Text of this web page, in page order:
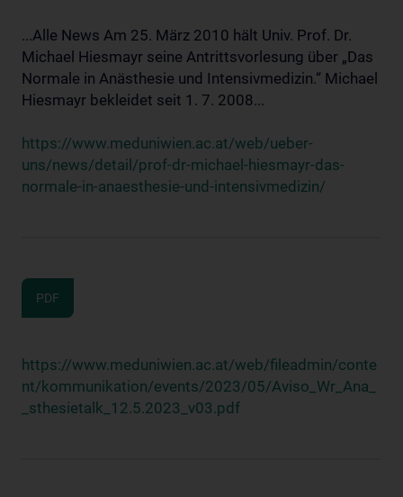
...Alle News Am 25. März 2010 hält Univ. Prof. Dr.
Michael Hiesmayr seine Antrittsvorlesung über „Das
Normale in Anästhesie und Intensivmedizin.“ Michael
Hiesmayr bekleidet seit 1. 7. 2008...
https://www.meduniwien.ac.at/web/ueber-
uns/news/detail/prof-dr-michael-hiesmayr-das-
normale-in-anaesthesie-und-intensivmedizin/
PDF
https://www.meduniwien.ac.at/web/fileadmin/conte
nt/kommunikation/events/2023/05/Aviso_Wr_Ana_
_sthesietalk_12.5.2023_v03.pdf